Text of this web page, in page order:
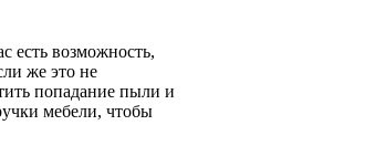
есть возможность,
же это не
попадание пыли и
мебели, чтобы